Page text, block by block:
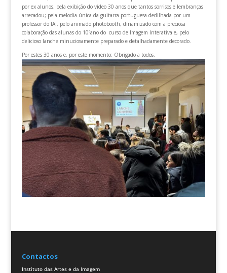
por ex alunos; pela exibição do vídeo 30 anos que tantos sorrisos e lembranças
arrecadou; pela melodia única da guitarra portuguesa dedilhada por um
professor do IAI, pelo animado photobooth, dinamizado com a preciosa
colaboração das alunas do 10ºano do curso de Imagem Interativa e, pelo
delicioso lanche minuciosamente preparado e detalhadamente decorado.
Por estes 30 anos e, por este momento: Obrigado a todos.
Contactos
Instituto das Artes e da Imagem